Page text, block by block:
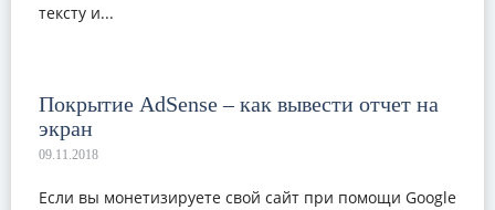
тексту и...
Покрытие AdSense – как вывести отчет на
экран
Если вы монетизируете свой сайт при помощи Google